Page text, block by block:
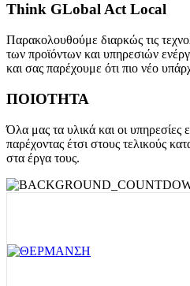
Think GLobal Act Local
Παρακολουθούμε διαρκώς τις
των προϊόντων και υπηρεσιών
και σας παρέχουμε ότι πιο νέο
ΠΟΙΟΤΗΤΑ
Όλα μας τα υλικά και οι υπηρεσίες
παρέχοντας έτσι στους τελικούς
στα έργα τους.